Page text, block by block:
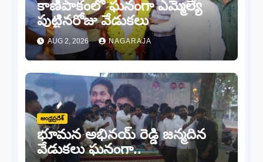
కాణిపాకంలో ఘనంగా ఎమ్మెల్యే
పుట్టినరోజు వేడుకలు
AUG 2, 2026 NAGARAJA
ఆంధ్రప్రదేశ్
భూమన అభినయ్ రెడ్డి జన్మదిన
వేడుకలు ఘనంగా..